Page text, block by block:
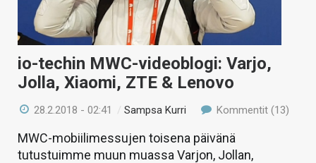
io-techin MWC-videoblogi: Varjo,
Jolla, Xiaomi, ZTE & Lenovo
28.2.2018 - 02:41 /Sampsa Kurri Kommentit (13)
MWC-mobiilimessujen toisena päivänä
tutustuimme muun muassa Varjon, Jollan,